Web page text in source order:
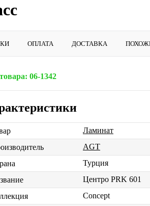
ОПЛАТА ДОСТАВКА
06-1342
Ламинат
AGT
Турция
Центро PRK 601
Concept